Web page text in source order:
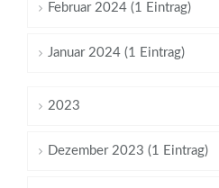
Februar 2024 (1 Eintrag)
Januar 2024 (1 Eintrag)
2023
Dezember 2023 (1 Eintrag)